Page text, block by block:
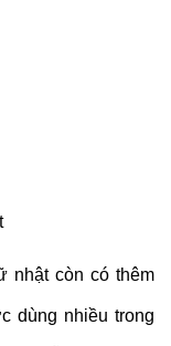
nhật còn có thêm
dùng nhiều trong